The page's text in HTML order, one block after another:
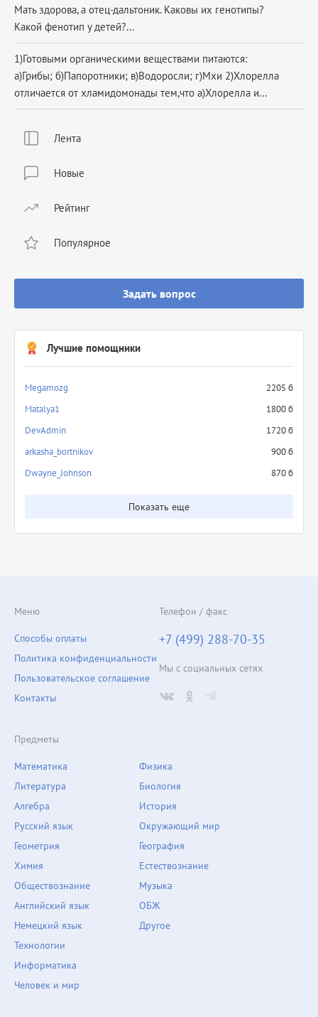
Лента
Новые
Рейтинг
Популярное
Задать вопрос
Лучшие помощники
Megamozg
2205 б
Matalya1
1800 б
DevAdmin
1720 б
arkasha_bortnikov
900 б
Dwayne_Johnson
870 б
Показать еще
Мать здорова, а отец-дальтоник. Каковы их генотипы?
Какой фенотип у детей?...
1)Готовыми органическими веществами питаются:
а)Грибы; б)Папоротники; в)Водоросли; г)Мхи 2)Хлорелла
отличается от хламидомонады тем,что а)Хлорелла и...
Предметы
Математика
Литература
Алгебра
Русский язык
Геометрия
Химия
Физика
Биология
История
Окружающий мир
География
Естествознание
Обществознание
Английский язык
Немецкий язык
Технологии
Информатика
Человек и мир
Музыка
ОБЖ
Другое
Меню
Способы оплаты
Политика конфиденциальности
Пользовательское соглашение
Контакты
Телефон / факс
+7 (499) 288-70-35
Мы с социальных сетях